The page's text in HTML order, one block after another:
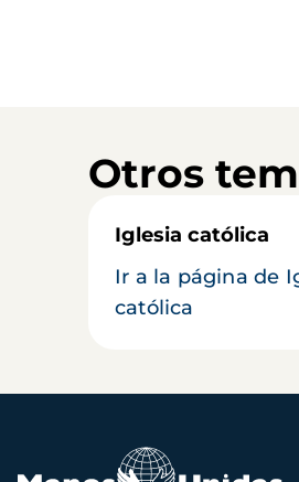
Otros
Iglesia católica
Ir a la página de
católica